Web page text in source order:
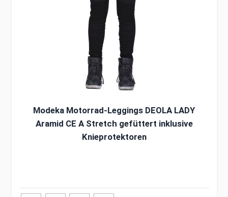
Modeka Motorrad-Leggings DEOLA LADY
Aramid CE A Stretch gefüttert inklusive
Knieprotektoren